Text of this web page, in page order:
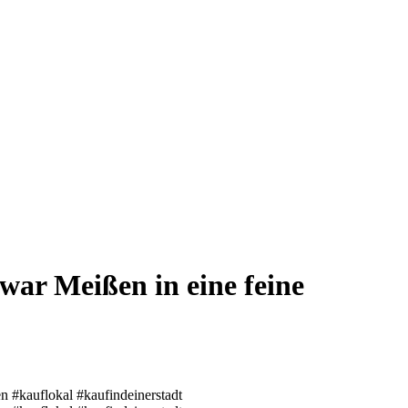
Meißen in eine feine
#kauflokal #kaufindeinerstadt